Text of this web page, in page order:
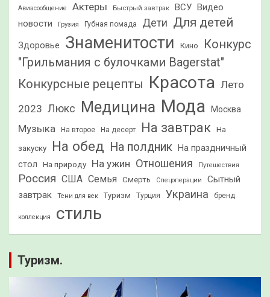
Авиасообщение Актеры Быстрый завтрак ВСУ Видео
новости
Грузия Губная помада Дети Для детей
Здоровье Знаменитости Кино
Конкурс
"Грильмания с булочками Bagerstat"
Конкурсные рецепты Красота Лето
2023 Люкс Медицина Мода Москва
Музыка На второе На десерт На завтрак На
закуску На обед На полдник На праздничный
стол
На природу На ужин Отношения Путешествия
Россия США Семья Смерть Спецоперации
Сытный
завтрак
Тени для век Туризм Турция Украина бренд
коллекция стиль
Туризм.